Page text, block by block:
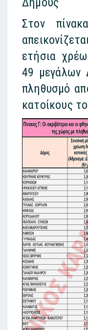
Στον
ετήσια
49 μεγάλων
πληθυσμό
κατοίκους